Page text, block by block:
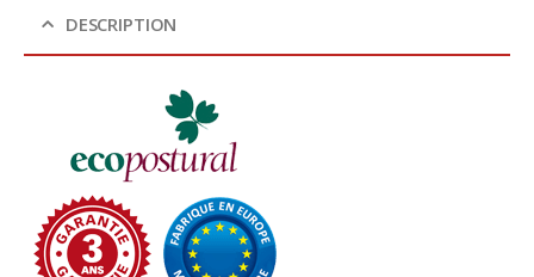
DESCRIPTION